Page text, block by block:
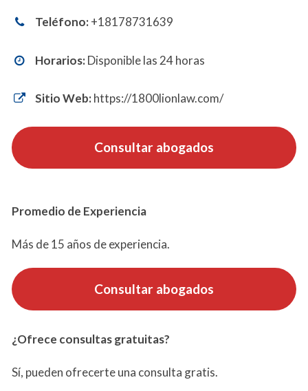
Teléfono:+18178731639
Horarios:Disponible las 24 horas
Sitio Web:https://1800lionlaw.com/
Consultar abogados
Promedio de Experiencia
Más de 15 años de experiencia.
Consultar abogados
¿Ofrece consultas gratuitas?
Sí, pueden ofrecerte una consulta gratis.